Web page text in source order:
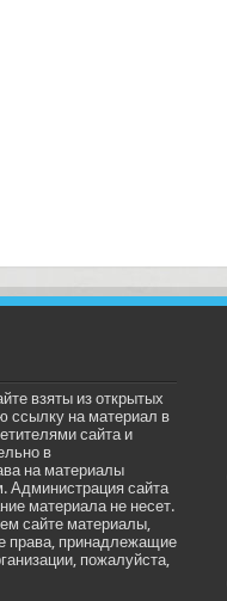
взяты из открытых
ссылку на материал в
сайта и
в
на материалы
Администрация сайта
материала не несет.
сайте материалы,
права, принадлежащие
пожалуйста,